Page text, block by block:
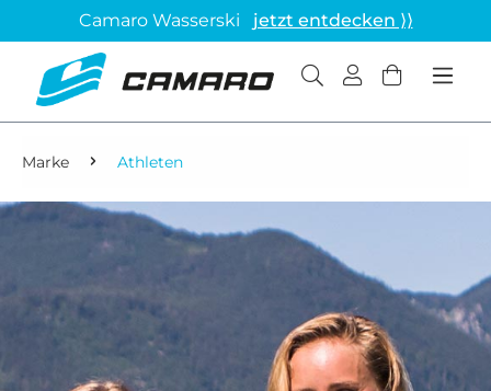
Camaro Wasserski jetzt entdecken ⟩⟩
Marke Athleten